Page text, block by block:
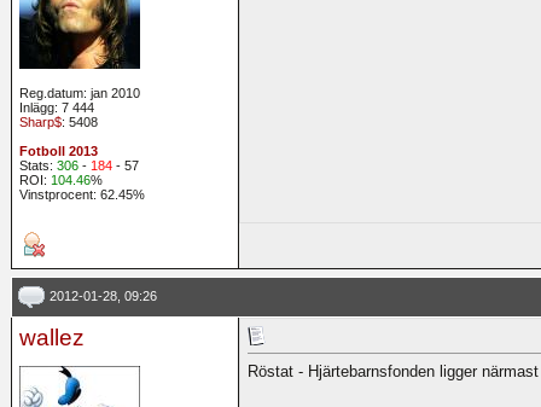
Reg.datum: jan 2010
Inlägg: 7 444
Sharp$: 5408
Fotboll 2013
Stats: 306 - 184 - 57
ROI: 104.46%
Vinstprocent: 62.45%
2012-01-28, 09:26
wallez
Röstat - Hjärtebarnsfonden ligger